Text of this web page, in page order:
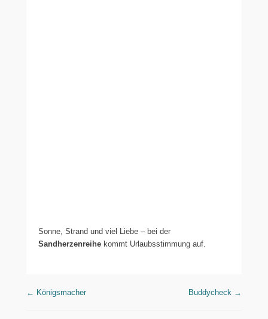
Sonne, Strand und viel Liebe – bei der
Sandherzenreihe kommt Urlaubsstimmung auf.
Beitragsnavigation
← Königsmacher Buddycheck →